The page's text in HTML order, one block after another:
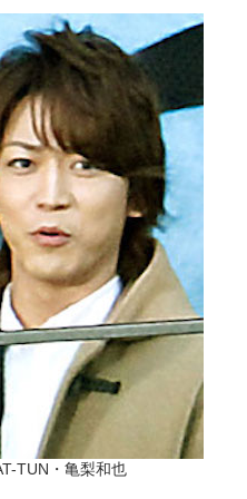
TUN・亀梨和也